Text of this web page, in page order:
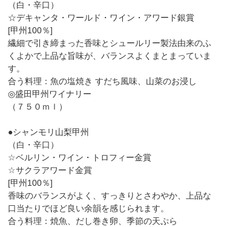
（白・辛口）
☆デキャンタ・ワールド・ワイン・アワード銀賞
[甲州100％]
繊細で引き締まった香味とシュールリー製法由来のふ
くよかで上品な旨味が、バランスよくまとまっていま
す。
合う料理：魚の塩焼き すだち風味、山菜のお浸し
◎盛田甲州ワイナリー
（７５０ｍｌ）
●シャンモリ山梨甲州
（白・辛口）
☆ベルリン・ワイン・トロフィー金賞
☆サクラアワード金賞
[甲州100％]
香味のバランスがよく、すっきりとさわやか、上品な
口当たりでほど良い余韻を感じられます。
合う料理：焼魚、だし巻き卵、季節の天ぷら